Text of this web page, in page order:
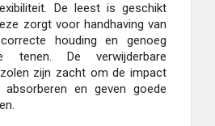
De leest is geschikt
zorgt voor handhaving van
houding en genoeg
De verwijderbare
zijn zacht om de impact
en geven goede